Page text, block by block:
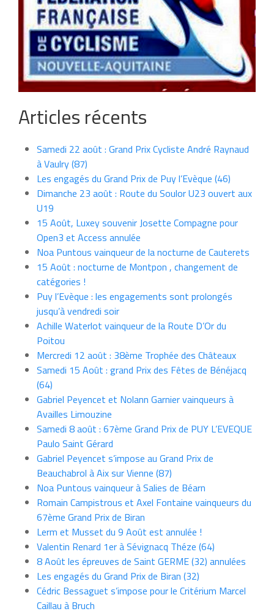
Articles récents
Samedi 22 août : Grand Prix Cycliste André Raynaud
à Vaulry (87)
Les engagés du Grand Prix de Puy l’Evèque (46)
Dimanche 23 août : Route du Soulor U23 ouvert aux
U19
15 Août, Luxey souvenir Josette Compagne pour
Open3 et Access annulée
Noa Puntous vainqueur de la nocturne de Cauterets
15 Août : nocturne de Montpon , changement de
catégories !
Puy l’Evèque : les engagements sont prolongés
jusqu’à vendredi soir
Achille Waterlot vainqueur de la Route D’Or du
Poitou
Mercredi 12 août : 38ème Trophée des Châteaux
Samedi 15 Août : grand Prix des Fêtes de Bénéjacq
(64)
Gabriel Peyencet et Nolann Garnier vainqueurs à
Availles Limouzine
Samedi 8 août : 67ème Grand Prix de PUY L’EVEQUE
Paulo Saint Gérard
Gabriel Peyencet s’impose au Grand Prix de
Beauchabrol à Aix sur Vienne (87)
Noa Puntous vainqueur à Salies de Béarn
Romain Campistrous et Axel Fontaine vainqueurs du
67ème Grand Prix de Biran
Lerm et Musset du 9 Août est annulée !
Valentin Renard 1er à Sévignacq Théze (64)
8 Août les épreuves de Saint GERME (32) annulées
Les engagés du Grand Prix de Biran (32)
Cédric Bessaguet s’impose pour le Critérium Marcel
Caillau à Bruch